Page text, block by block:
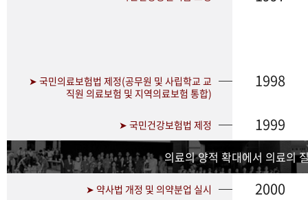
➤ 국민의료보험법 제정(공무원 및 사립학교 교
직원 의료보험 및 지역의료보험 통합)
1998
➤ 국민건강보험법 제정 1999
의료의 양적 확대에서 의료의
➤ 약사법 개정 및 의약분업 실시 2000